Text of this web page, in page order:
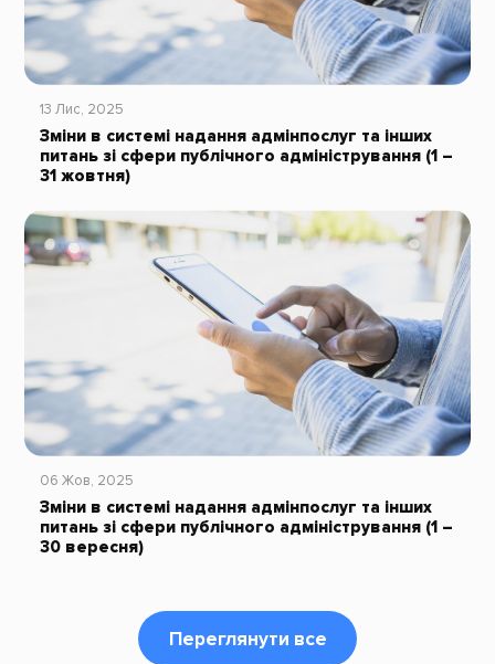
13 Лис, 2025
Зміни в системі надання адмінпослуг та інших
питань зі сфери публічного адміністрування (1 –
31 жовтня)
06 Жов, 2025
Зміни в системі надання адмінпослуг та інших
питань зі сфери публічного адміністрування (1 –
30 вересня)
Переглянути все